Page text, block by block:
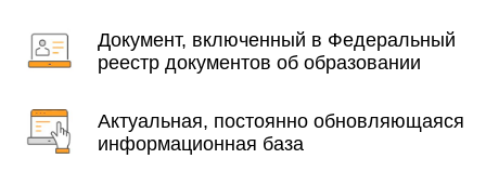
Документ, включенный в Федеральный
реестр документов об образовании
Актуальная, постоянно обновляющаяся
информационная база